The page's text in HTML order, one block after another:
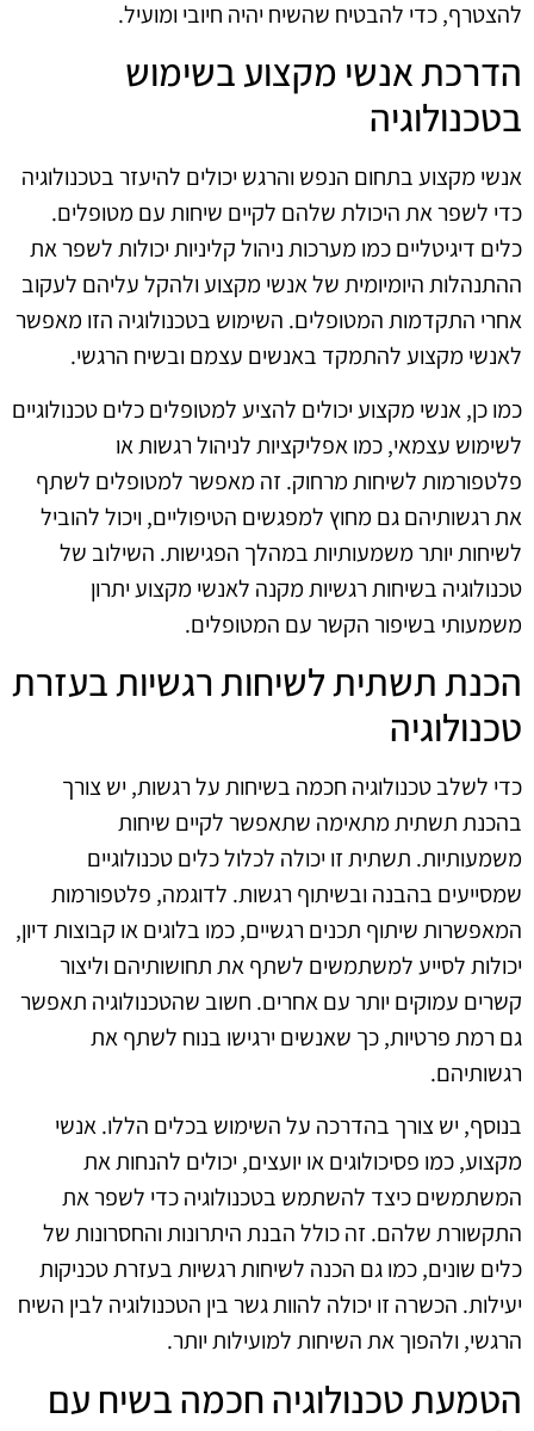
להצטרף, כדי להבטיח שהשיח יהיה חיובי ומועיל.
הדרכת אנשי מקצוע בשימוש
בטכנולוגיה
אנשי מקצוע בתחום הנפש והרגש יכולים להיעזר בטכנולוגיה
כדי לשפר את היכולת שלהם לקיים שיחות עם מטופלים.
כלים דיגיטליים כמו מערכות ניהול קליניות יכולות לשפר את
ההתנהלות היומיומית של אנשי מקצוע ולהקל עליהם לעקוב
אחרי התקדמות המטופלים. השימוש בטכנולוגיה הזו מאפשר
לאנשי מקצוע להתמקד באנשים עצמם ובשיח הרגשי.
כמו כן, אנשי מקצוע יכולים להציע למטופלים כלים טכנולוגיים
לשימוש עצמאי, כמו אפליקציות לניהול רגשות או
פלטפורמות לשיחות מרחוק. זה מאפשר למטופלים לשתף
את רגשותיהם גם מחוץ למפגשים הטיפוליים, ויכול להוביל
לשיחות יותר משמעותיות במהלך הפגישות. השילוב של
טכנולוגיה בשיחות רגשיות מקנה לאנשי מקצוע יתרון
משמעותי בשיפור הקשר עם המטופלים.
הכנת תשתית לשיחות רגשיות בעזרת
טכנולוגיה
כדי לשלב טכנולוגיה חכמה בשיחות על רגשות, יש צורך
בהכנת תשתית מתאימה שתאפשר לקיים שיחות
משמעותיות. תשתית זו יכולה לכלול כלים טכנולוגיים
שמסייעים בהבנה ובשיתוף רגשות. לדוגמה, פלטפורמות
המאפשרות שיתוף תכנים רגשיים, כמו בלוגים או קבוצות דיון,
יכולות לסייע למשתמשים לשתף את תחושותיהם וליצור
קשרים עמוקים יותר עם אחרים. חשוב שהטכנולוגיה תאפשר
גם רמת פרטיות, כך שאנשים ירגישו בנוח לשתף את
רגשותיהם.
בנוסף, יש צורך בהדרכה על השימוש בכלים הללו. אנשי
מקצוע, כמו פסיכולוגים או יועצים, יכולים להנחות את
המשתמשים כיצד להשתמש בטכנולוגיה כדי לשפר את
התקשורת שלהם. זה כולל הבנת היתרונות והחסרונות של
כלים שונים, כמו גם הכנה לשיחות רגשיות בעזרת טכניקות
יעילות. הכשרה זו יכולה להוות גשר בין הטכנולוגיה לבין השיח
הרגשי, ולהפוך את השיחות למועילות יותר.
הטמעת טכנולוגיה חכמה בשיח עם